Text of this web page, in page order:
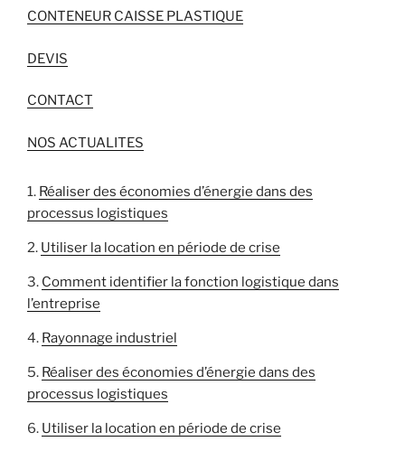
CONTENEUR CAISSE PLASTIQUE
DEVIS
CONTACT
NOS ACTUALITES
Réaliser des économies d’énergie dans des
processus logistiques
Utiliser la location en période de crise
Comment identifier la fonction logistique dans
l’entreprise
Rayonnage industriel
Réaliser des économies d’énergie dans des
processus logistiques
Utiliser la location en période de crise